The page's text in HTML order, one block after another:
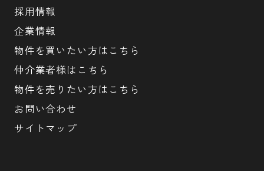
採用情報
企業情報
物件を買いたい方はこちら
仲介業者様はこちら
物件を売りたい方はこちら
お問い合わせ
サイトマップ